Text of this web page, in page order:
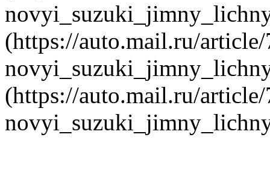
(https://auto.mail.ru/
(https://auto.mail.ru/